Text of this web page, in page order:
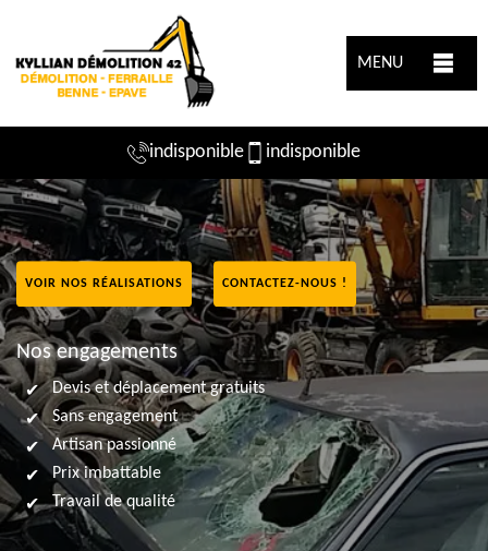
MENU
indisponible indisponible
VOIR NOS RÉALISATIONS CONTACTEZ-NOUS !
Nos engagements
Devis et déplacement gratuits
Sans engagement
Artisan passionné
Prix imbattable
Travail de qualité